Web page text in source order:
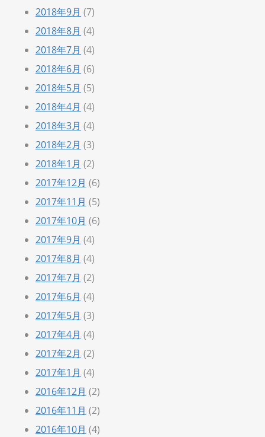
2018年9月 (7)
2018年8月 (4)
2018年7月 (4)
2018年6月 (6)
2018年5月 (5)
2018年4月 (4)
2018年3月 (4)
2018年2月 (3)
2018年1月 (2)
2017年12月 (6)
2017年11月 (5)
2017年10月 (6)
2017年9月 (4)
2017年8月 (4)
2017年7月 (2)
2017年6月 (4)
2017年5月 (3)
2017年4月 (4)
2017年2月 (2)
2017年1月 (4)
2016年12月 (2)
2016年11月 (2)
2016年10月 (4)